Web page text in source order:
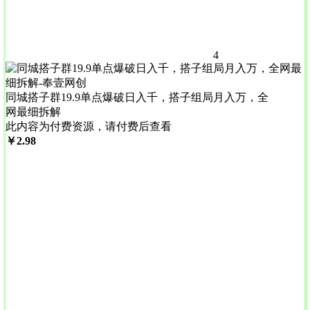
4
同城搭子群19.9单点爆破日入千，搭子组局月入万，全
网最细拆解
此内容为付费资源，请付费后查看
￥2.98